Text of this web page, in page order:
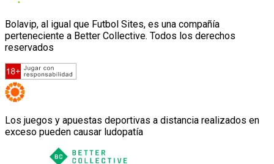
Bolavip, al igual que Futbol Sites, es una compañía
perteneciente a Better Collective. Todos los derechos
reservados
Los juegos y apuestas deportivas a distancia realizados en
exceso pueden causar ludopatía